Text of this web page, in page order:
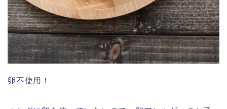
卵不使用！